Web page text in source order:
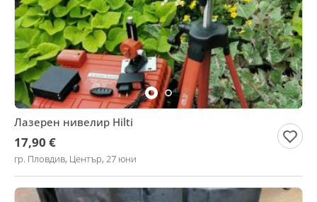
Лазерен нивелир Hilti
17,90 €
гр. Пловдив, Център, 27 юни